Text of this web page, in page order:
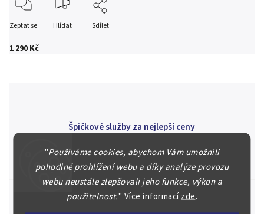
"Používáme cookies, abychom Vám umožnili
pohodlné prohlížení webu a díky analýze provozu
webu neustále zlepšovali jeho funkce, výkon a
použitelnost." Více informacízde.
1 290 Kč
Zeptat se Hlídat Sdílet
Špičkové služby za nejlepší ceny
Posoudíme kvalitu a pravost Vašeho materiálu, prodáme v naší
aukci nebo Vám poradíme kam investovat.